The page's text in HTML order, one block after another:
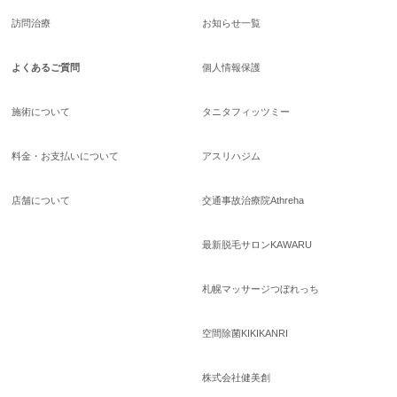
訪問治療
よくあるご質問
施術について
料金・お支払いについて
店舗について
お知らせ一覧
個人情報保護
タニタフィッツミー
アスリハジム
交通事故治療院Athreha
最新脱毛サロンKAWARU
札幌マッサージつぼれっち
空間除菌KIKIKANRI
株式会社健美創